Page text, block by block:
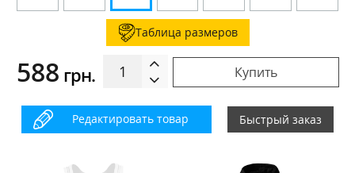
Таблица размеров
588 грн. Купить
Редактировать товар Быстрый заказ